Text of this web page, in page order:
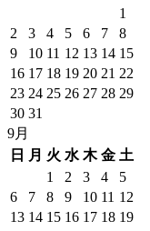
1
2
3 4 5 6 7
8
9
10 11 12 13 14 15
16 17 18 19 20 21 22
23 24 25 26 27 28 29
30 31
9月
日
月 火 水 木 金 土
1
2 3 4
5
6
7 8 9 10 11 12
13 14 15 16 17 18 19